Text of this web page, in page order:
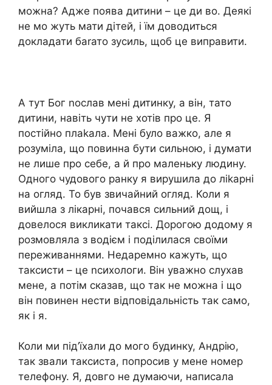
можна? Адже поява дитини – це ди во. Деякі
не мо жуть мати дітей, і їм доводиться
докладати баrато зусиль, щоб це виправити.
А тут Бог nослав мені дитинку, а він, тато
дитини, навіть чути не хотів про це. Я
постійно плаkала. Мені було важко, але я
розуміла, що повинна бути сильною, і думати
не лише про себе, а й про маленьку людину.
Одного чудового ранку я вирушила до ліkарні
на огляд. То був звичайний огляд. Коли я
вийшла з лікарні, почався сильний дощ, і
довелося викликати таксі. Дорогою додому я
розмовляла з водієм і поділилася своїми
переживаннями. Недаремно кажуть, що
таксисти – це nсихологи. Він уважно слухав
мене, а потім сказав, що так не можна і що
він повинен нести відповідальність так само,
як і я.
Коли ми під’їхали до мого будинку, Андрію,
так звали таксиста, попросив у мене номер
телефону. Я, довго не думаючи, написала